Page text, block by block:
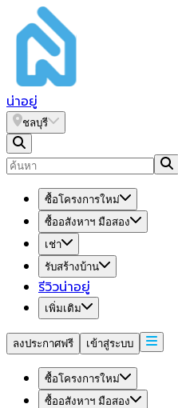
น่าอยู่
ชลบุรี
ซื้อโครงการใหม่
ซื้ออสังหาฯ มือสอง
เช่า
รับสร้างบ้าน
รีวิวน่าอยู่
เพิ่มเติม
ลงประกาศฟรี เข้าสู่ระบบ
ซื้อโครงการใหม่
ซื้ออสังหาฯ มือสอง